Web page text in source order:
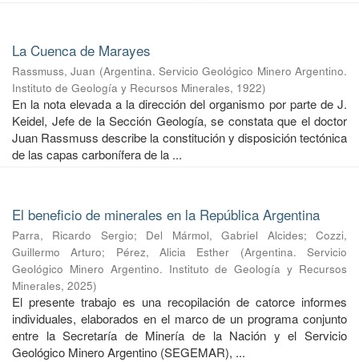
La Cuenca de Marayes
Rassmuss, Juan (Argentina. Servicio Geológico Minero Argentino.
Instituto de Geología y Recursos Minerales, 1922)
En la nota elevada a la dirección del organismo por parte de J.
Keidel, Jefe de la Sección Geología, se constata que el doctor
Juan Rassmuss describe la constitución y disposición tectónica
de las capas carbonífera de la ...
El beneficio de minerales en la República Argentina
Parra, Ricardo Sergio; Del Mármol, Gabriel Alcides;Cozzi,
Guillermo Arturo; Pérez, Alicia Esther (Argentina. Servicio
Geológico Minero Argentino. Instituto de Geología y Recursos
Minerales, 2025)
El presente trabajo es una recopilación de catorce informes
individuales, elaborados en el marco de un programa conjunto
entre la Secretaría de Minería de la Nación y el Servicio
Geológico Minero Argentino (SEGEMAR), ...